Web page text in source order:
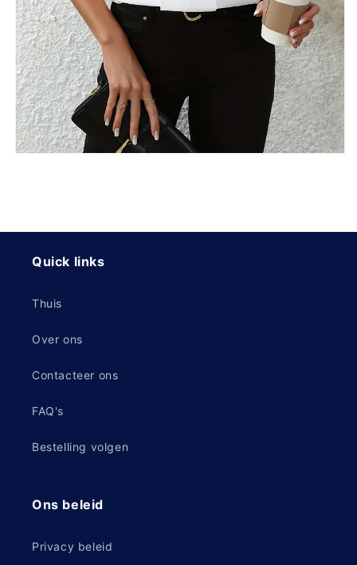
Quick links
Thuis
Over ons
Contacteer ons
FAQ's
Bestelling volgen
Ons beleid
Privacy beleid